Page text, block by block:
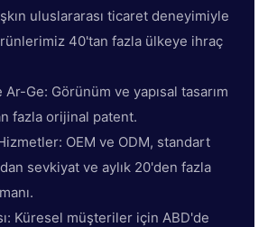
uluslararası ticaret deneyimiyle
40'tan fazla ülkeye ihraç
Ge: Görünüm ve yapısal tasarım
fazla orijinal patent.
OEM ve ODM, standart
sevkiyat ve aylık 20'den fazla
Küresel müşteriler için ABD'de